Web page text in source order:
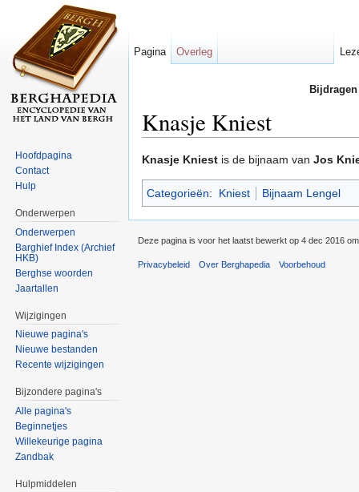
Knasje Kniest
Knasje Kniest is de bijnaam van Jos
Categorieën: Kniest Bijnaam Lengel
Pagina Overleg
Hoofdpagina
Contact
Hulp
Onderwerpen
Onderwerpen
Barghief Index (Archief
HKB)
Berghse woorden
Jaartallen
Wijzigingen
Nieuwe pagina's
Nieuwe bestanden
Recente wijzigingen
Bijzondere pagina's
Alle pagina's
Beginnetjes
Willekeurige pagina
Zandbak
Hulpmiddelen
Deze pagina is voor het laatst bewerkt op 4 dec 2016
Privacybeleid Over Berghapedia Voorbehoud